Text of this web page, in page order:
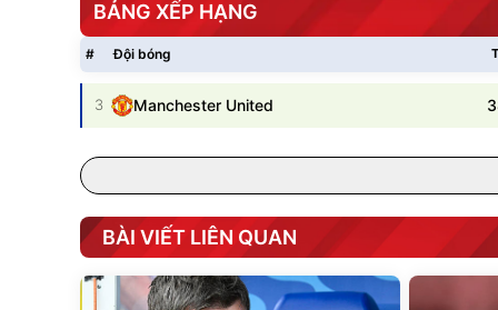
BẢNG XẾP HẠNG
# Đội bóng
3 Manchester United
BÀI VIẾT LIÊN QUAN